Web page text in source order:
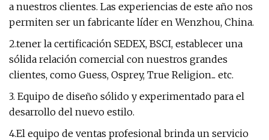
a nuestros clientes. Las experiencias de este año nos
permiten ser un fabricante líder en Wenzhou, China.
2.tener la certificación SEDEX, BSCI, establecer una
sólida relación comercial con nuestros grandes
clientes, como Guess, Osprey, True Religion... etc.
3. Equipo de diseño sólido y experimentado para el
desarrollo del nuevo estilo.
4.El equipo de ventas profesional brinda un servicio